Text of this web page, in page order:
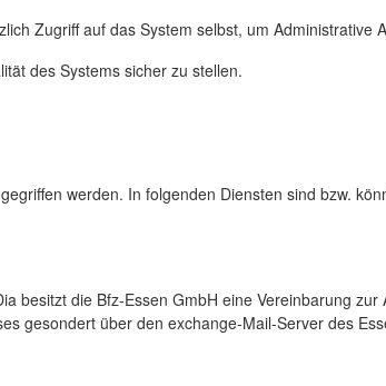
Zugriff auf das System selbst, um Administrative
des Systems sicher zu stellen.
werden. In folgenden Diensten sind bzw.
die Bfz-Essen GmbH eine Vereinbarung
gesondert über den exchange-Mail-Server des